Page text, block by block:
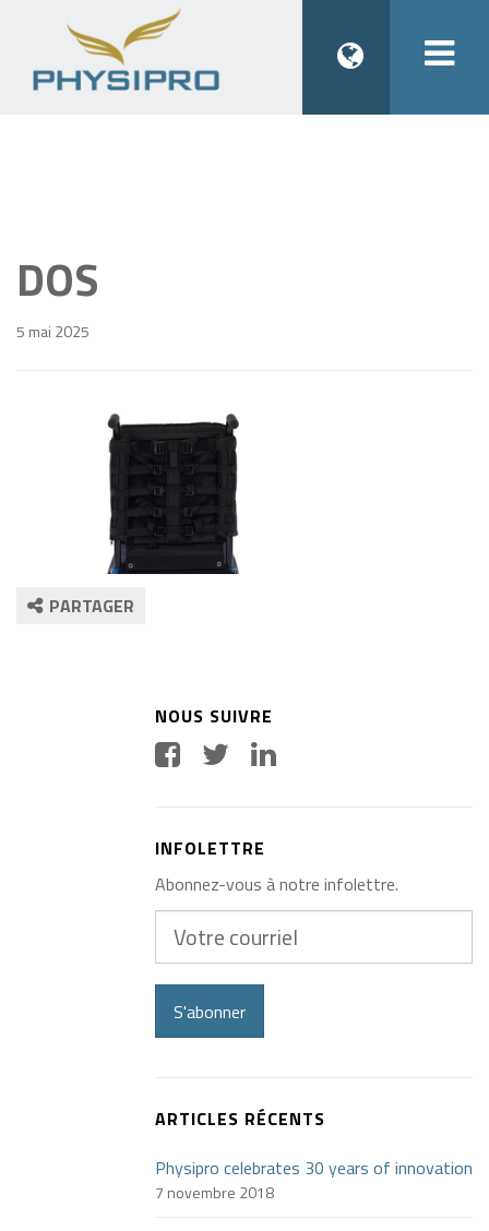
DOS
5 mai 2025
PARTAGER
NOUS SUIVRE
INFOLETTRE
Abonnez-vous à notre infolettre.
courriel
S'abonner
ARTICLES RÉCENTS
Physipro celebrates 30 years of innovation
7 novembre 2018